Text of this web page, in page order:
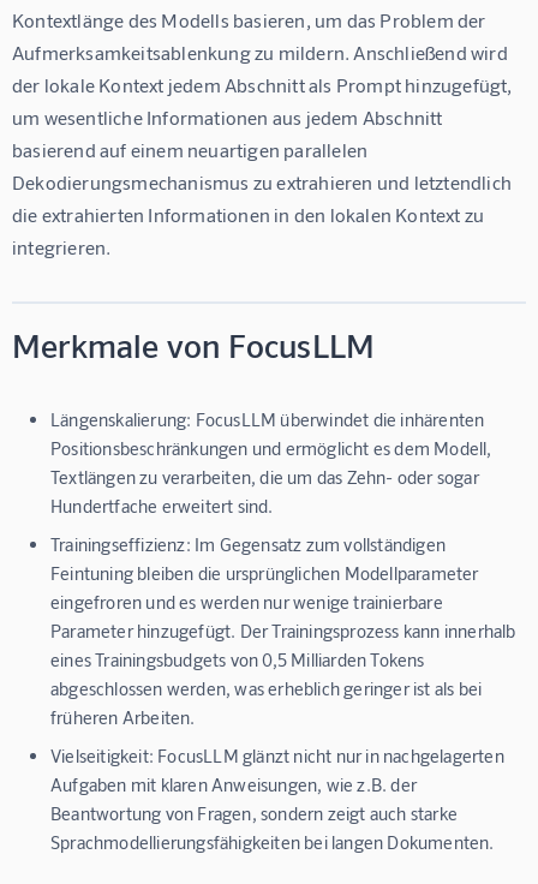
Kontextlänge des Modells basieren, um das Problem der
Aufmerksamkeitsablenkung zu mildern. Anschließend wird
der lokale Kontext jedem Abschnitt als Prompt hinzugefügt,
um wesentliche Informationen aus jedem Abschnitt
basierend auf einem neuartigen parallelen
Dekodierungsmechanismus zu extrahieren und letztendlich
die extrahierten Informationen in den lokalen Kontext zu
integrieren.
Merkmale von FocusLLM
Längenskalierung: FocusLLM überwindet die inhärenten
Positionsbeschränkungen und ermöglicht es dem Modell,
Textlängen zu verarbeiten, die um das Zehn- oder sogar
Hundertfache erweitert sind.
Trainingseffizienz: Im Gegensatz zum vollständigen
Feintuning bleiben die ursprünglichen Modellparameter
eingefroren und es werden nur wenige trainierbare
Parameter hinzugefügt. Der Trainingsprozess kann innerhalb
eines Trainingsbudgets von 0,5 Milliarden Tokens
abgeschlossen werden, was erheblich geringer ist als bei
früheren Arbeiten.
Vielseitigkeit: FocusLLM glänzt nicht nur in nachgelagerten
Aufgaben mit klaren Anweisungen, wie z.B. der
Beantwortung von Fragen, sondern zeigt auch starke
Sprachmodellierungsfähigkeiten bei langen Dokumenten.